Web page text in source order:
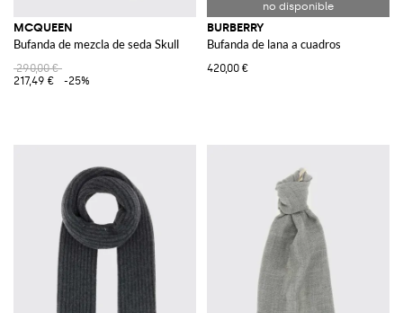
MCQUEEN
Bufanda de mezcla de seda Skull
290,00 €
217,49 €
-25%
BURBERRY
Bufanda de lana a cuadros
420,00 €